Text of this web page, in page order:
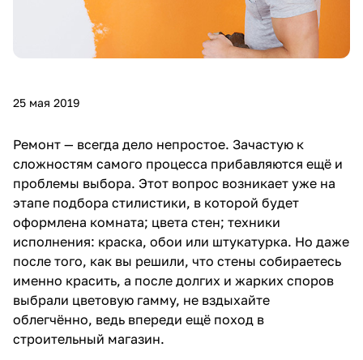
25 мая 2019
Ремонт — всегда дело непростое. Зачастую к
сложностям самого процесса прибавляются ещё и
проблемы выбора. Этот вопрос возникает уже на
этапе подбора стилистики, в которой будет
оформлена комната; цвета стен; техники
исполнения: краска, обои или штукатурка. Но даже
после того, как вы решили, что стены собираетесь
именно красить, а после долгих и жарких споров
выбрали цветовую гамму, не вздыхайте
облегчённо, ведь впереди ещё поход в
строительный магазин.